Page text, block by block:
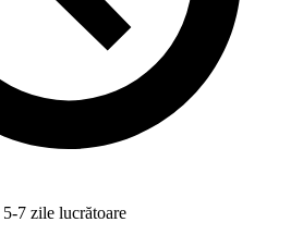
7 zile lucrătoare